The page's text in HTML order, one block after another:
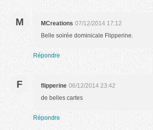
M MCreations 07/12/2014 17:12
Belle soirée dominicale Flipperine.
Répondre
F flipperine 06/12/2014 23:42
de belles cartes
Répondre